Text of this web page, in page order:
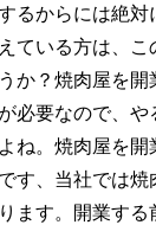
るからには絶
ている方は、こ
か？焼肉屋を
必要なので、や
ね。焼肉屋を
す、当社では
ます。開業す